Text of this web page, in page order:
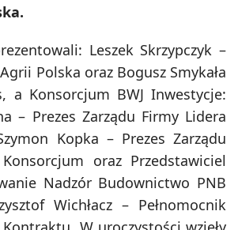
Leszek Skrzypczyk –
Polska oraz Bogusz Smykała
a Konsorcjum BWJ Inwestycje:
– Prezes Zarządu Firmy Lidera
Kopka – Prezes Zarządu
oraz Przedstawiciel
Nadzór Budownictwo PNB
Wichłacz – Pełnomocnik